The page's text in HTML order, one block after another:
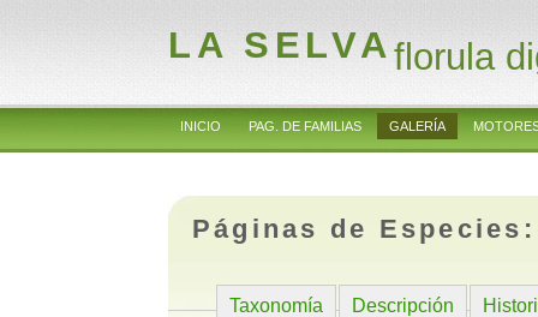
LA SELVAflorula
INICIO PAG. DE FAMILIAS GALERÍA
Páginas de
Taxonomía Descripción